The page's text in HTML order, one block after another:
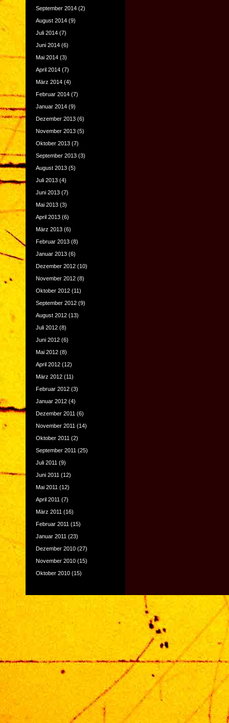
September 2014 (2)
August 2014 (9)
Juli 2014 (7)
Juni 2014 (6)
Mai 2014 (3)
April 2014 (7)
März 2014 (4)
Februar 2014 (7)
Januar 2014 (9)
Dezember 2013 (6)
November 2013 (5)
Oktober 2013 (7)
September 2013 (3)
August 2013 (5)
Juli 2013 (4)
Juni 2013 (7)
Mai 2013 (3)
April 2013 (6)
März 2013 (6)
Februar 2013 (8)
Januar 2013 (6)
Dezember 2012 (10)
November 2012 (8)
Oktober 2012 (11)
September 2012 (9)
August 2012 (13)
Juli 2012 (8)
Juni 2012 (6)
Mai 2012 (8)
April 2012 (12)
März 2012 (11)
Februar 2012 (3)
Januar 2012 (4)
Dezember 2011 (6)
November 2011 (14)
Oktober 2011 (2)
September 2011 (25)
Juli 2011 (9)
Juni 2011 (12)
Mai 2011 (12)
April 2011 (7)
März 2011 (16)
Februar 2011 (15)
Januar 2011 (23)
Dezember 2010 (27)
November 2010 (15)
Oktober 2010 (15)